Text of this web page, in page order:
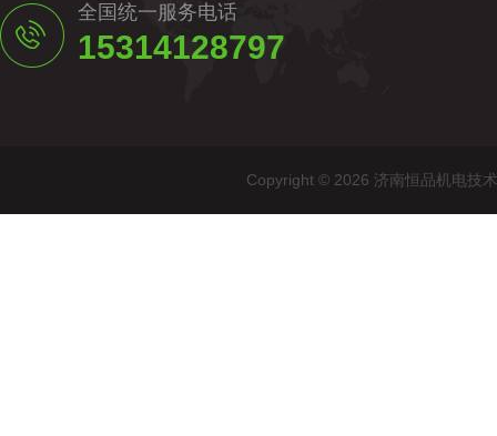
全国统一服务电话
15314128797
Copyright © 2026 济南恒品机电技